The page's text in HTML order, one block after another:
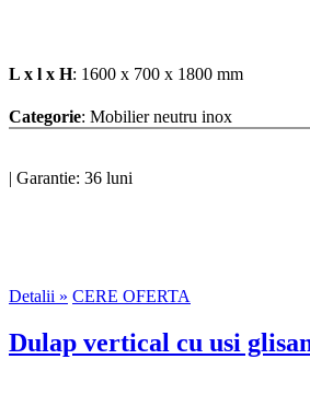
L x l x H: 1600 x 700 x 1800 mm
Categorie: Mobilier neutru inox
| Garantie: 36 luni
Detalii » CERE OFERTA
Dulap vertical cu usi